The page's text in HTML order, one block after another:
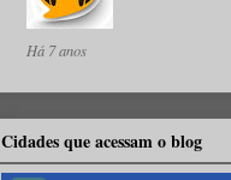
Há 7 anos
Cidades que acessam o blog